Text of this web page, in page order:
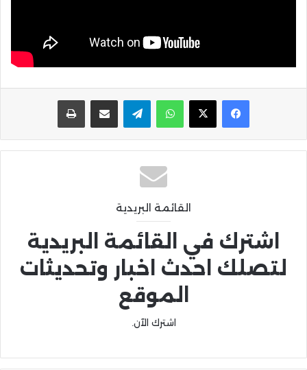
واتساب تيلقرام مشاركة عبر البريد
القائمة البريدية
اشترك في القائمة البريدية
لتصلك احدث اخبار وتحديثات
الموقع
اشترك الآن.